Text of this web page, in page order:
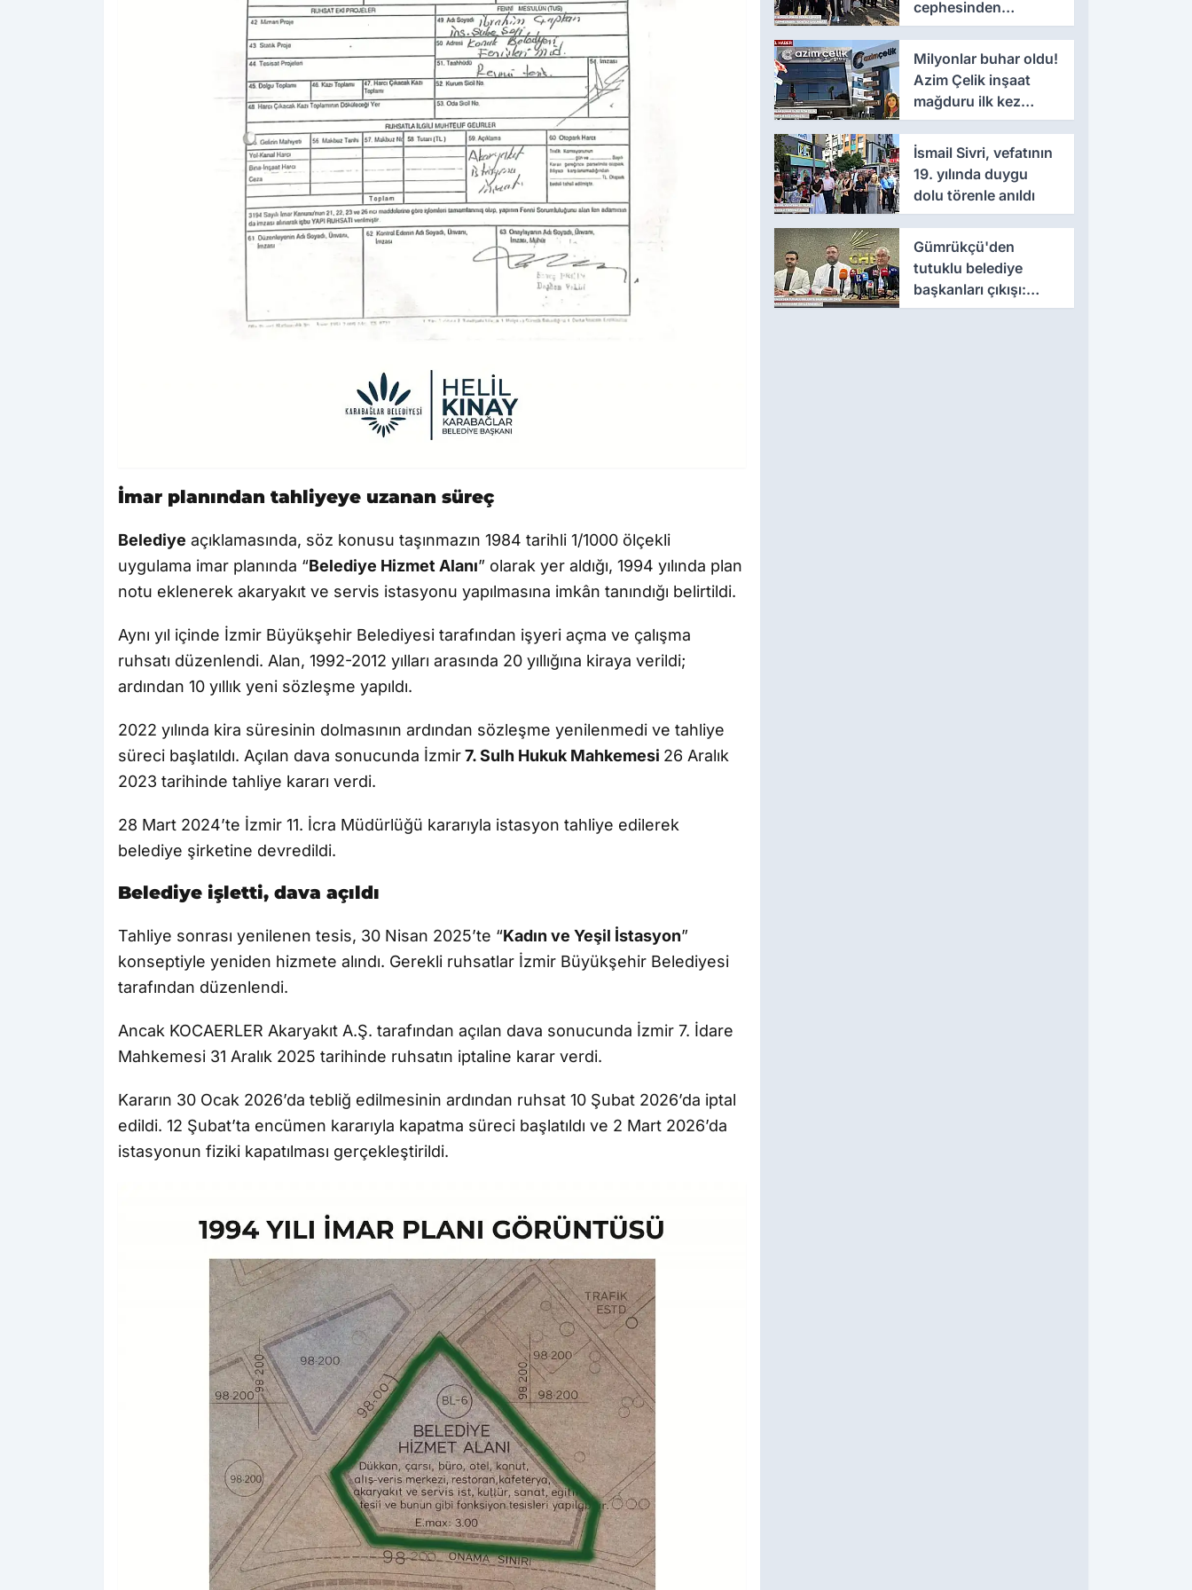
İmar planından tahliyeye uzanan süreç
Belediye açıklamasında, söz konusu taşınmazın 1984 tarihli 1/1000 ölçekli
uygulama imar planında “Belediye Hizmet Alanı” olarak yer aldığı, 1994 yılında plan
notu eklenerek akaryakıt ve servis istasyonu yapılmasına imkân tanındığı belirtildi.
Aynı yıl içinde İzmir Büyükşehir Belediyesi tarafından işyeri açma ve çalışma
ruhsatı düzenlendi. Alan, 1992-2012 yılları arasında 20 yıllığına kiraya verildi;
ardından 10 yıllık yeni sözleşme yapıldı.
2022 yılında kira süresinin dolmasının ardından sözleşme yenilenmedi ve tahliye
süreci başlatıldı. Açılan dava sonucunda İzmir7. Sulh Hukuk Mahkemesi 26 Aralık
2023 tarihinde tahliye kararı verdi.
28 Mart 2024’te İzmir 11. İcra Müdürlüğü kararıyla istasyon tahliye edilerek
belediye şirketine devredildi.
Belediye işletti, dava açıldı
Tahliye sonrası yenilenen tesis, 30 Nisan 2025’te “Kadın ve Yeşil İstasyon”
konseptiyle yeniden hizmete alındı. Gerekli ruhsatlar İzmir Büyükşehir Belediyesi
tarafından düzenlendi.
Ancak KOCAERLER Akaryakıt A.Ş. tarafından açılan dava sonucunda İzmir 7. İdare
Mahkemesi 31 Aralık 2025 tarihinde ruhsatın iptaline karar verdi.
Kararın 30 Ocak 2026’da tebliğ edilmesinin ardından ruhsat 10 Şubat 2026’da iptal
edildi. 12 Şubat’ta encümen kararıyla kapatma süreci başlatıldı ve 2 Mart 2026’da
istasyonun fiziki kapatılması gerçekleştirildi.
cephesinden
'montaj' savunması
Milyonlar buhar oldu!
Azim Çelik inşaat
mağduru ilk kez
konuştu
İsmail Sivri, vefatının
19. yılında duygu
dolu törenle anıldı
Gümrükçü'den
tutuklu belediye
başkanları çıkışı:
'Yıllarca iddianame